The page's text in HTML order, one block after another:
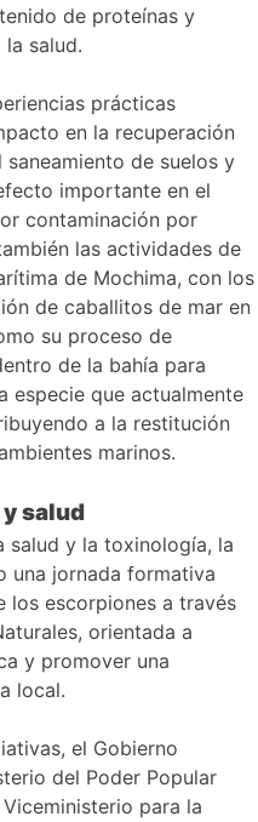
de proteínas y
salud.
prácticas
en la recuperación
de suelos y
importante en el
contaminación por
las actividades de
de Mochima, con los
de caballitos de mar en
su proceso de
de la bahía para
especie que actualmente
a la restitución
marinos.
salud
salud y la toxinología, la
una jornada formativa
los escorpiones a través
orientada a
y promover una
local.
el Gobierno
del Poder Popular
para la